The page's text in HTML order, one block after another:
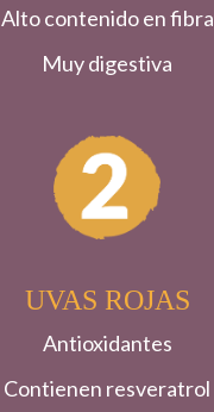
Alto contenido en fibra
Muy digestiva
UVAS ROJAS
Antioxidantes
Contienen resveratrol